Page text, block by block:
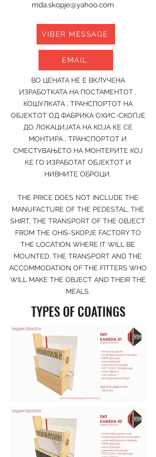
mda.skopje@yahoo.com
VIBER MESSAGE
EMAIL
ВО ЦЕНАТА НЕ Е ВКЛУЧЕНА
ИЗРАБОТКАТА НА ПОСТАМЕНТОТ ,
КОШУЛКАТА , ТРАНСПОРТОТ НА
ОБЈЕКТОТ ОД ФАБРИКА ОХИС-СКОПЈЕ
ДО ЛОКАЦИЈАТА НА КОЈА ЌЕ СЕ
МОНТИРА , ТРАНСПОРТОТ И
СМЕСТУВАЊЕТО НА МОНТЕРИТЕ КОЈ
ЌЕ ГО ИЗРАБОТАТ ОБЈЕКТОТ И
НИВНИТЕ ОБРОЦИ.
THE PRICE DOES NOT INCLUDE THE
MANUFACTURE OF THE PEDESTAL, THE
SHIRT, THE TRANSPORT OF THE OBJECT
FROM THE OHIS-SKOPJE FACTORY TO
THE LOCATION WHERE IT WILL BE
MOUNTED, THE TRANSPORT AND THE
ACCOMMODATION OF THE FITTERS WHO
WILL MAKE THE OBJECT AND THEIR THE
MEALS.
TYPES OF COATINGS